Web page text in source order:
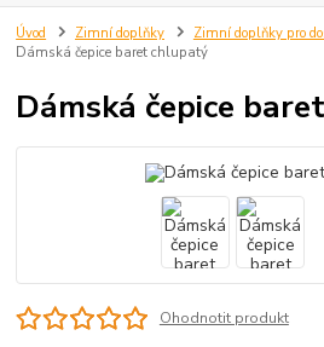
Úvod Zimní doplňky Zimní doplňky pro
Dámská čepice baret chlupatý
Dámská čepice
Ohodnotit produkt